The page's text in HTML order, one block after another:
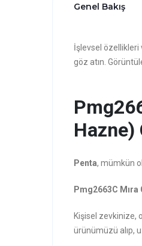
Genel Bakış
İşlevsel
göz atın.
Hazne)
Penta, mümkün
Pmg2663C Mıra
Kişisel zevkinize,
ürünümüzü alıp,